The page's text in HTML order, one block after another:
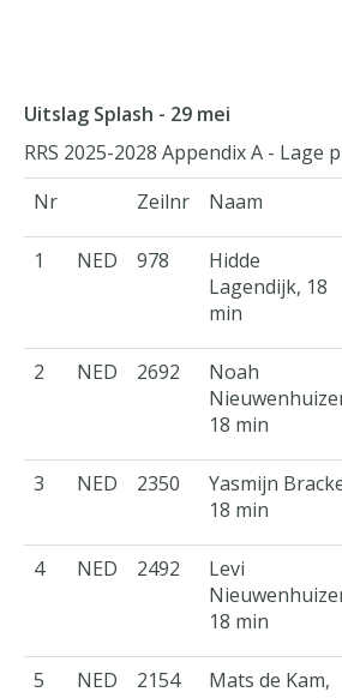
Uitslag Splash - 29 mei
RRS 2025-2028 Appendix A - Lage
Nr
Zeilnr Naam
1 NED 978
Hidde
Lagendijk, 18
min
2 NED 2692
Noah
18 min
3 NED 2350
Yasmijn
18 min
4 NED 2492
Levi
18 min
5 NED 2154
Mats de Kam,